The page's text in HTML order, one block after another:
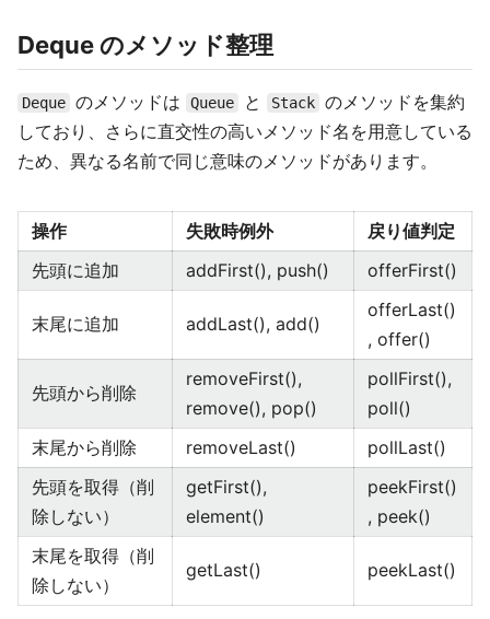
Deque のメソッド整理
Deque のメソッドは Queue と Stack のメソッドを集約
しており、さらに直交性の高いメソッド名を用意している
ため、異なる名前で同じ意味のメソッドがあります。
操作 失敗時例外
戻り値判定
先頭に追加
addFirst(), push() offerFirst()
末尾に追加 addLast(), add()
offerLast()
, offer()
先頭から削除
removeFirst(),
remove(), pop()
pollFirst(),
poll()
末尾から削除
removeLast()
pollLast()
先頭を取得（削
除しない）
getFirst(),
element()
peekFirst()
, peek()
末尾を取得（削
除しない）
getLast() peekLast()